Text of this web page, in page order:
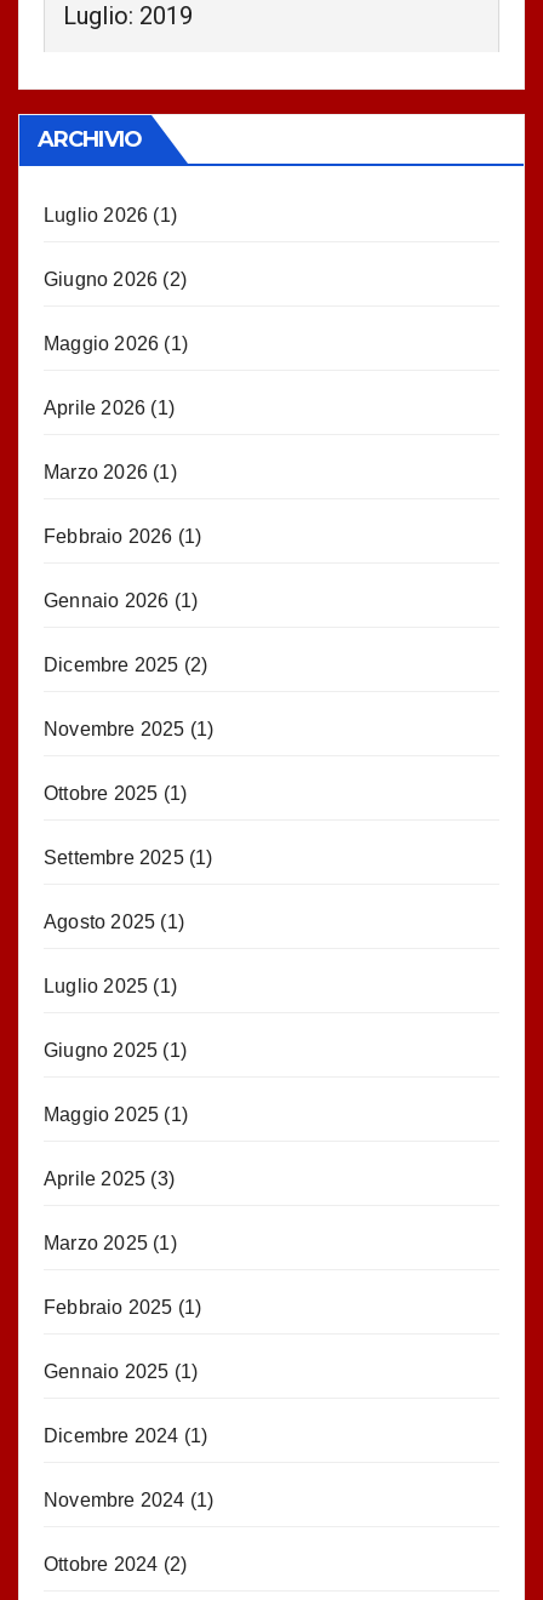
Luglio: 2019
ARCHIVIO
Luglio 2026 (1)
Giugno 2026 (2)
Maggio 2026 (1)
Aprile 2026 (1)
Marzo 2026 (1)
Febbraio 2026 (1)
Gennaio 2026 (1)
Dicembre 2025 (2)
Novembre 2025 (1)
Ottobre 2025 (1)
Settembre 2025(1)
Agosto 2025 (1)
Luglio 2025 (1)
Giugno 2025 (1)
Maggio 2025 (1)
Aprile 2025 (3)
Marzo 2025 (1)
Febbraio 2025 (1)
Gennaio 2025 (1)
Dicembre 2024 (1)
Novembre 2024 (1)
Ottobre 2024 (2)